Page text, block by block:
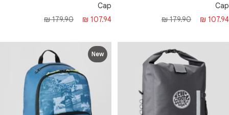
Cap
מחיר מבצע
107.94 ₪ מחיר רגיל
179.90 ₪
Cap
מחיר מבצע
107.94 ₪ מחיר רגיל
179.90 ₪
New